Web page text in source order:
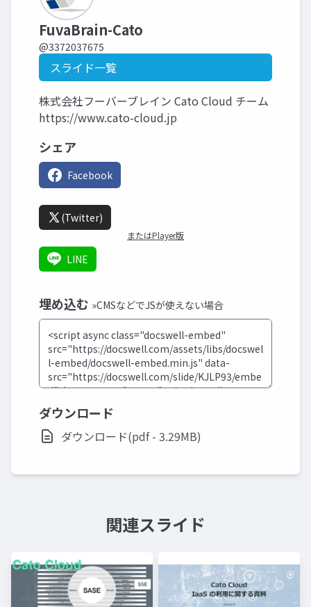
FuvaBrain-Cato
@3372037675
スライド一覧
株式会社フーバーブレイン Cato Cloud チーム
https://www.cato-cloud.jp
シェア
Facebook
(Twitter)
またはPlayer版
LINE
埋め込む »CMSなどでJSが使えない場合
ダウンロード
ダウンロード(pdf - 3.29MB)
関連スライド